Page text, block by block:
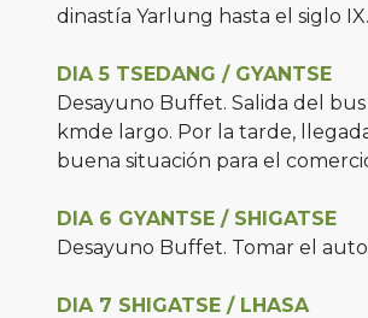
dinastía Yarlung hasta el siglo IX.
DIA 5 TSEDANG / GYANTSE
Desayuno Buffet. Salida del
kmde largo. Por la tarde,
buena situación para el
DIA 6 GYANTSE / SHIGATSE
Desayuno Buffet. Tomar el
DIA 7 SHIGATSE / LHASA